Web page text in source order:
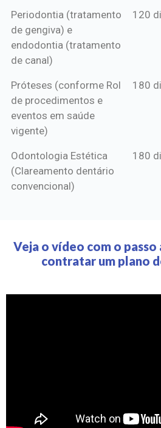
Periodontia (tratamento
de gengiva) e
endodontia (tratamento
de canal)
120
Próteses (conforme Rol
de procedimentos e
eventos em saúde
vigente)
180
Odontologia Estética
(Clareamento dentário
convencional)
180
Veja o vídeo com o passo
contratar um plano